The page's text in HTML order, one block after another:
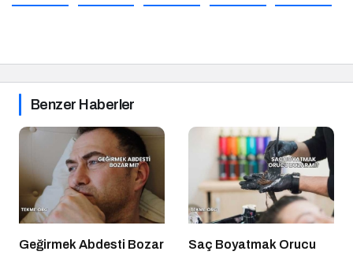
Benzer Haberler
Geğirmek Abdesti Bozar
Saç Boyatmak Orucu